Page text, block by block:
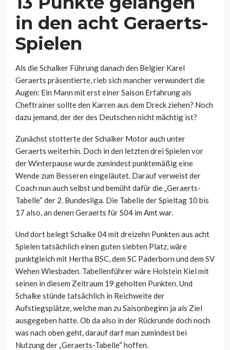
in den acht Geraerts-
Spielen
Als die Schalker Führung danach den Belgier Karel
Geraerts präsentierte, rieb sich mancher verwundert die
Augen: Ein Mann mit erst einer Saison Erfahrung als
Cheftrainer sollte den Karren aus dem Dreck ziehen? Noch
dazu jemand, der der des Deutschen nicht mächtig ist?
Zunächst stotterte der Schalker Motor auch unter
Geraerts weiterhin. Doch in den letzten drei Spielen vor
der Winterpause wurde zumindest punktemäßig eine
Wende zum Besseren eingeläutet. Darauf verweist der
Coach nun auch selbst und bemüht dafür die „Geraerts-
Tabelle“ der 2. Bundesliga. Die Tabelle der Spieltag 10 bis
17 also, an denen Geraerts für S04 im Amt war.
Und dort belegt Schalke 04 mit dreizehn Punkten aus acht
Spielen tatsächlich einen guten siebten Platz, wäre
punktgleich mit Hertha BSC, dem SC Paderborn und dem SV
Wehen Wiesbaden. Tabellenführer wäre Holstein Kiel mit
seinen in diesem Zeitraum 19 geholten Punkten. Und
Schalke stünde tatsächlich in Reichweite der
Aufstiegsplätze, welche man zu Saisonbeginn ja als Ziel
ausgegeben hatte. Ob da also in der Rückrunde doch noch
was nach oben geht, darauf darf man zumindest bei
Nutzung der „Geraerts-Tabelle“ hoffen.